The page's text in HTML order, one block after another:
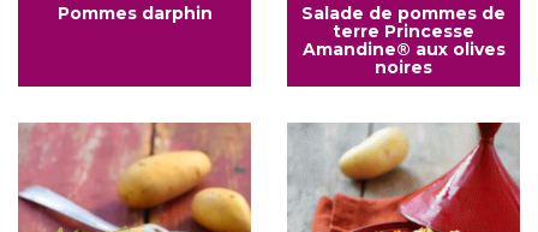
Pommes darphin
Salade de pommes de
terre Princesse
Amandine® aux olives
noires